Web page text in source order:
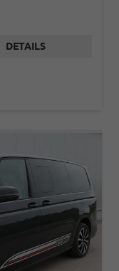
DETAILS